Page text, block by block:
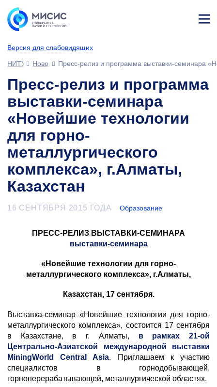
Версия для слабовидящих
ине
НИТУ МИСИС
НовостиПресс-релиз и программа выставки-семинара
Пресс-релиз и программа
выставки-семинара
«Новейшие технологии
для горно-
металлургического
комплекса», г.Алматы,
Казахстан
16 СЕНТЯБРЯ 2015 ГОДА Образование
ПРЕСС-РЕЛИЗ ВЫСТАВКИ-СЕМИНАРА
выставки-семинара
«Новейшие технологии для горно-
металлургического комплекса», г.Алматы,
Казахстан, 17 сентября.
Выставка-семинар «Новейшие технологии для горно-
металлургического комплекса», состоится 17 сентября
в Казахстане, в г. Алматы, в рамках21-ой
Центрально-Азиатской международной выставки
MiningWorld Central Asia. Приглашаем к участию
специалистов в горнодобывающей,
горноперерабатывающей, металлургической областях.